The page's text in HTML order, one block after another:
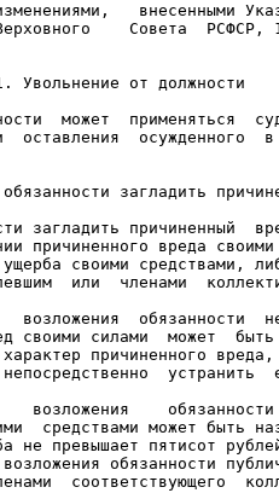
внесенными
Совета  РСФСР,
Увольнение от должности
может  применяться
оставления  осужденного  в
загладить
загладить причиненный
причиненного вреда
ущерба своими средствами,
или  членами
возложения  обязанности
своими силами  может
причиненного
устранить
возложения
средствами может быть
обязанности
соответствующего